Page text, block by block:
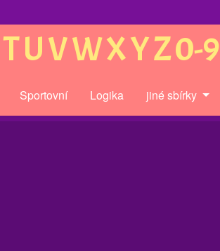
TUVWXYZ0-9
Sportovní Logika jiné sbírky